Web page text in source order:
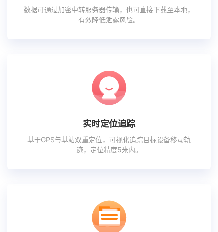
数据可通过加密中转服务器传输，也可直接下载至本地，
有效降低泄露风险。
实时定位追踪
基于GPS与基站双重定位，可视化追踪目标设备移动轨
迹，定位精度5米内。